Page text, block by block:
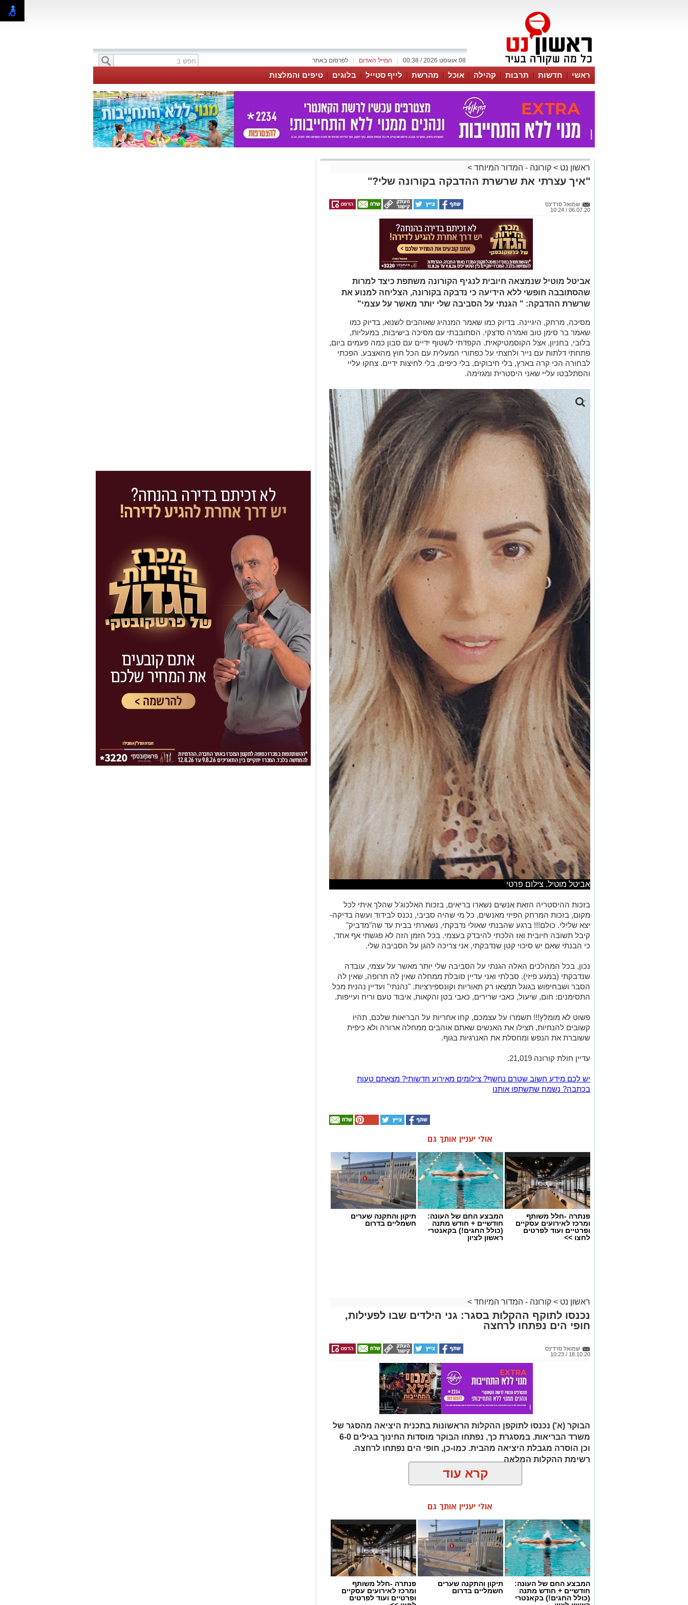
לפרסום באתר המייל האדום 08 אוגוסט 2026 / 00:38
ראשי חדשות תרבות קהילה אוכל מהרשת לייף סטייל בלוגים טיפים והמלצות
ראשון נט > קורונה - המדור המיוחד >
"איך עצרתי את שרשרת ההדבקה בקורונה שלי?"
שמואל סרדינס
06.07.20 / 10:24
אביטל מוטיל שנמצאה חיובית לנגיף הקורונה משתפת כיצד למרות
שהסתובבה חופשי ללא הידיעה כי נדבקה בקורונה, הצליחה למנוע את
שרשרת ההדבקה: " הגנתי על הסביבה שלי יותר מאשר על עצמי"
מסיכה, מרחק, היגיינה. בדיוק כמו שאמר המנהיג שאוהבים לשנוא, בדיוק כמו
שאמר בר סימן טוב ואמרה סדצקי. הסתובבתי עם מסיכה בישיבות, במעליות,
בלובי, בחניון, אצל הקוסמטיקאית. הקפדתי לשטוף ידיים עם סבון כמה פעמים ביום,
פתחתי דלתות עם נייר ולחצתי על כפתורי המעלית עם הכל חוץ מהאצבע. הפכתי
לבחורה הכי קרה בארץ, בלי חיבוקים, בלי כיפים, בלי לחיצות ידיים. צחקו עליי
והסתלבטו עליי שאני היסטרית ומגזימה.
אביטל מוטיל. צילום פרטי
בזכות ההיסטריה הזאת אנשים נשארו בריאים, בזכות האלכוג'ל שהלך איתי לכל
מקום, בזכות המרחק הפיזי מאנשים, כל מי שהיה סביבי, נכנס לבידוד ועשה בדיקה-
יצא שלילי. כולם!!! ברגע שהבנתי שאולי נדבקתי, נשארתי בבית עד שה"מדביק"
קיבל תשובה חיובית ואז הלכתי להיבדק בעצמי. בכל הזמן הזה לא פגשתי אף אחד,
כי הבנתי שאם יש סיכוי קטן שנדבקתי, אני צריכה להגן על הסביבה שלי.
נכון, בכל המהלכים האלה הגנתי על הסביבה שלי יותר מאשר על עצמי, עובדה
שנדבקתי (במגע פיזי). סבלתי ואני עדיין סובלת ממחלה שאין לה תרופה, שאין לה
הסבר ושבחיפוש בגוגל תמצאו רק תאוריות וקונספירציות. "נהנתי" ועדיין נהנית מכל
התסימנים: חום, שיעול, כאבי שרירים, כאבי בטן והקאות, איבוד טעם וריח ועייפות.
פשוט לא מומלץ!!! תשמרו על עצמכם, קחו אחריות על הבריאות שלכם, תהיו
קשובים להנחיות, תצילו את האנשים שאתם אוהבים ממחלה ארורה ולא כיפית
ששוברת את הנפש ומחסלת את האנרגיות בגוף.
עדיין חולת קורונה 21,019.
יש לכם מידע חשוב שטרם נחשף? צילומים מאירוע חדשותי? מצאתם טעות
בכתבה? נשמח שתשתפו אותנו
אולי יעניין אותך גם
פנתרה -חלל משותף
ומרכז לאירועים עסקיים
ופרטיים ועוד לפרטים
לחצו >>
המבצע החם של העונה:
חודשיים + חודש מתנה
(כולל החגים!) בקאנטרי
ראשון לציון
תיקון והתקנה שערים
חשמליים בדרום
ראשון נט > קורונה - המדור המיוחד >
נכנסו לתוקף ההקלות בסגר: גני הילדים שבו לפעילות,
חופי הים נפתחו לרחצה
שמואל סרדינס
18.10.20 / 10:23
הבוקר (א') נכנסו לתוקפן ההקלות הראשונות בתכנית היציאה מהסגר של
משרד הבריאות. במסגרת כך, נפתחו הבוקר מוסדות החינוך בגילים 6-0
וכן הוסרה מגבלת היציאה מהבית. כמו-כן, חופי הים נפתחו לרחצה.
רשימת ההקלות המלאה
קרא עוד
אולי יעניין אותך גם
המבצע החם של העונה:
חודשיים + חודש מתנה
(כולל החגים!) בקאנטרי
תיקון והתקנה שערים
חשמליים בדרום
פנתרה -חלל משותף
ומרכז לאירועים עסקיים
ופרטיים ועוד לפרטים